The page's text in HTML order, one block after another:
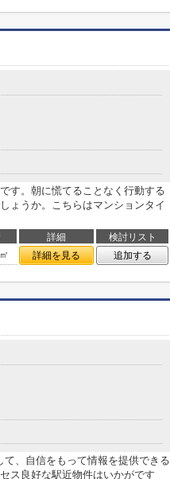
す。朝に慌てることなく行動する
ょうか。こちらはマンションタイ
詳細
検討リスト
詳細を見る 追加する
、自信をもって情報を提供できる
ス良好な駅近物件はいかがです